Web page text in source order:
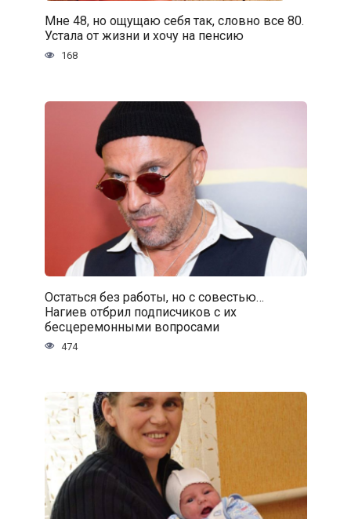
Мне 48, но ощущаю себя так, словно все 80.
Устала от жизни и хочу на пенсию
168
Остаться без работы, но с совестью…
Нагиев отбрил подписчиков с их
бесцеремонными вопросами
474